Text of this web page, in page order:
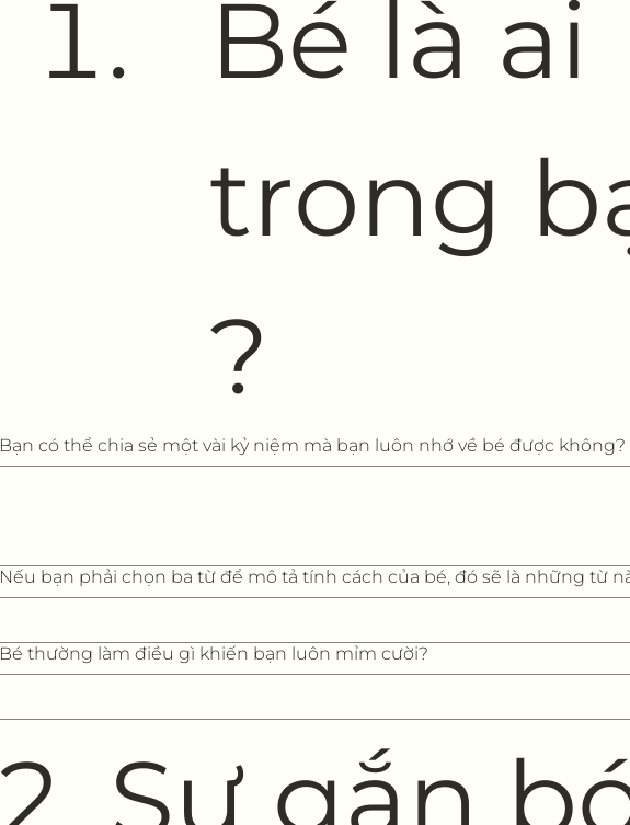
Bé là ai
trong
?
Bạn có thể chia sẻ một vài kỷ niệm mà bạn luôn nhớ về bé được không?
Nếu bạn phải chọn ba từ để mô tả tính cách của bé, đó sẽ là những từ
Bé thường làm điều gì khiến bạn luôn mỉm cười?
2. Sự gắn